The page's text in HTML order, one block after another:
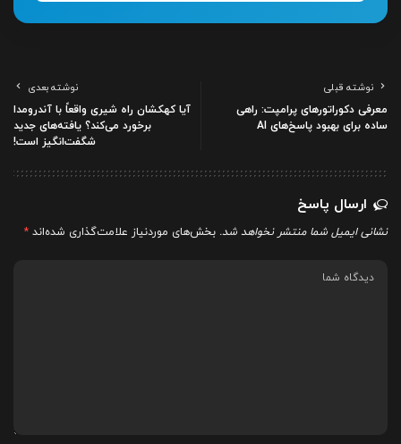
نوشته قبلی
معرفی دکوراتورهای پرامپت: راهی
ساده برای بهبود پاسخ‌های AI
نوشته بعدی
آیا کهکشان راه شیری واقعاً با آندرومدا
برخورد می‌کند؟ یافته‌های جدید
شگفت‌انگیز است!
ارسال پاسخ
نشانی ایمیل شما منتشر نخواهد شد. بخش‌های موردنیاز علامت‌گذاری شده‌اند *